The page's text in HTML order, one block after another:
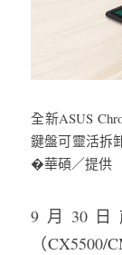
全新ASUS
鍵盤可靈活拆
�華碩／提供
9月30日
（